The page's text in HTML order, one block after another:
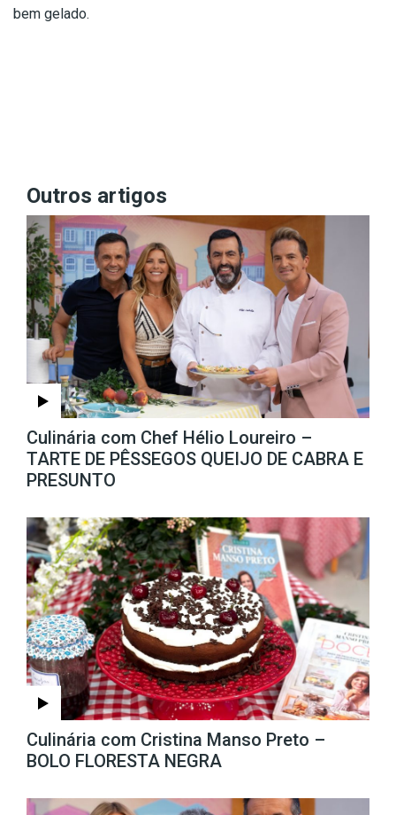
bem gelado.
Outros artigos
Culinária com Chef Hélio Loureiro –
TARTE DE PÊSSEGOS QUEIJO DE CABRA E
PRESUNTO
Culinária com Cristina Manso Preto –
BOLO FLORESTA NEGRA